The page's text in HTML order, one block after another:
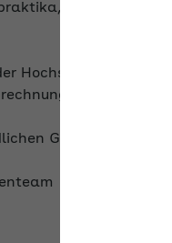
da für uns
Hochschule
Grüßen